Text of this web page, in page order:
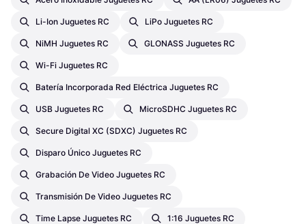
Li-Ion Juguetes RC LiPo Juguetes RC
NiMH Juguetes RC GLONASS Juguetes RC
Wi-Fi Juguetes RC
Batería Incorporada Red Eléctrica Juguetes RC
USB Juguetes RC MicroSDHC Juguetes RC
Secure Digital XC (SDXC) Juguetes RC
Disparo Único Juguetes RC
Grabación De Video Juguetes RC
Transmisión De Video Juguetes RC
Time Lapse Juguetes RC 1:16 Juguetes RC